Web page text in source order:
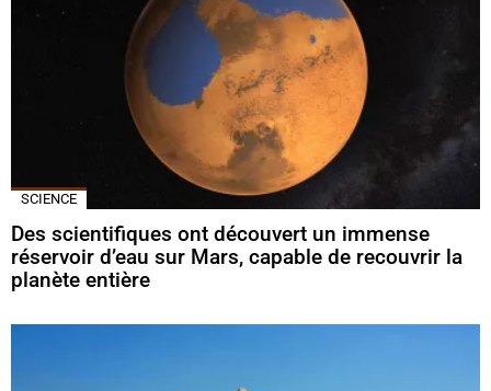
SCIENCE
Des scientifiques ont découvert un immense
réservoir d’eau sur Mars, capable de recouvrir la
planète entière